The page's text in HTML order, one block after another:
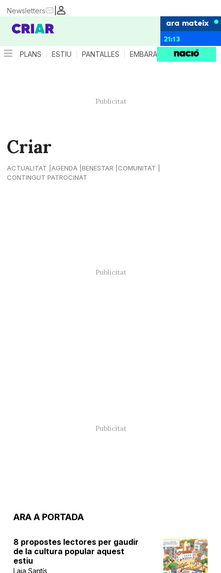
|
Newsletters
ara mateix
21:13
PLANS ESTIU PANTALLES EMBARÀS CRIANÇA
Criar
ACTUALITAT AGENDA BENESTAR
COMUNITAT
CONTINGUT PATROCINAT
ARA A PORTADA
8 propostes lectores per gaudir
de la cultura popular aquest
estiu
Laia Santís